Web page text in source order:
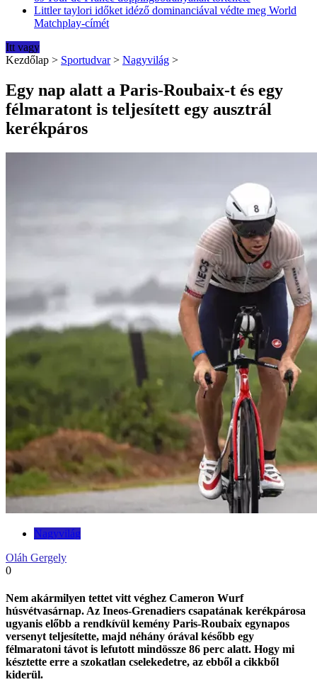
Littler taylori időket idéző dominanciával védte meg World
Matchplay-címét
Itt vagy
Kezdőlap > Sportudvar > Nagyvilág >
Egy nap alatt a Paris-Roubaix-t és egy
félmaratont is teljesített egy ausztrál
kerékpáros
Nagyvilág
Oláh Gergely
0
Nem akármilyen tettet vitt véghez Cameron Wurf
húsvétvasárnap. Az Ineos-Grenadiers csapatának kerékpárosa
ugyanis előbb a rendkívül kemény Paris-Roubaix egynapos
versenyt teljesítette, majd néhány órával később egy
félmaratoni távot is lefutott mindössze 86 perc alatt. Hogy mi
késztette erre a szokatlan cselekedetre, az ebből a cikkből
kiderül.